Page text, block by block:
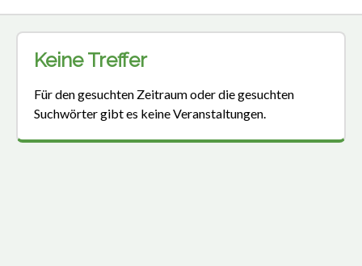
Keine Treffer
Für den gesuchten Zeitraum oder die gesuchten
Suchwörter gibt es keine Veranstaltungen.